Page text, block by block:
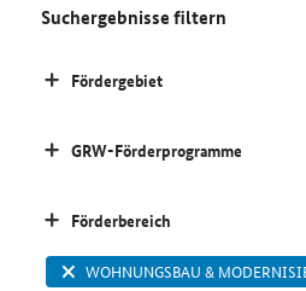
Suchergebnisse filtern
Fördergebiet
GRW-Förderprogramme
Förderbereich
WOHNUNGSBAU &